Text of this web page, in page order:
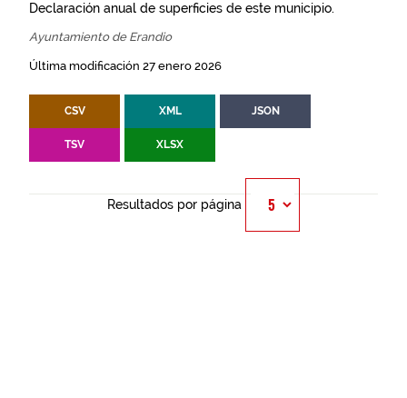
Declaración anual de superficies de este municipio.
Ayuntamiento de Erandio
Última modificación 27 enero 2026
CSV XML JSON
TSV XLSX
Resultados por página